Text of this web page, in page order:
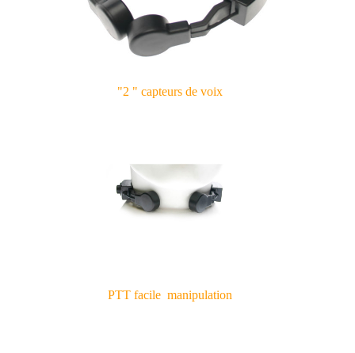
"2 " capteurs de voix
PTT facile manipulation